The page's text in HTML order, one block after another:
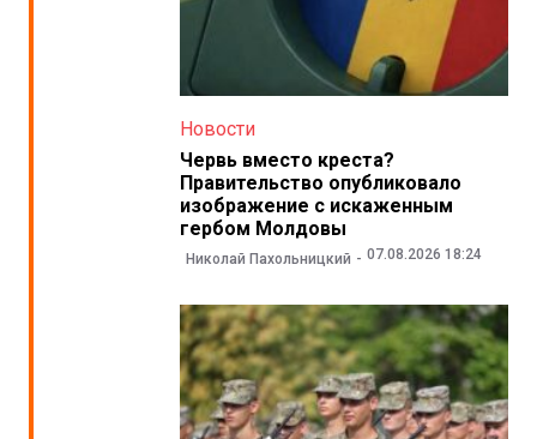
Новости
Червь вместо креста?
Правительство опубликовало
изображение с искаженным
гербом Молдовы
Николай Пахольницкий 07.08.2026 18:24